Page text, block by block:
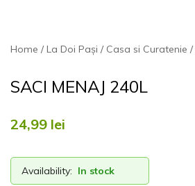
Home La Doi Pași Casa si Curatenie
SACI MENAJ 240L
24,99 lei
Availability: In stock